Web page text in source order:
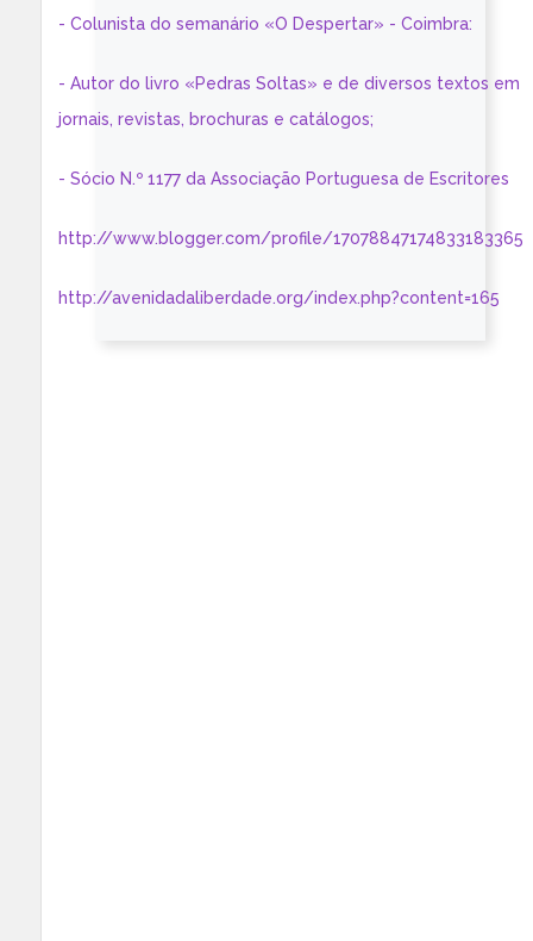
- Colunista do semanário «O Despertar» - Coimbra:
- Autor do livro «Pedras Soltas» e de diversos textos em
jornais, revistas, brochuras e catálogos;
- Sócio N.º 1177 da Associação Portuguesa de Escritores
http://www.blogger.com/profile/17078847174833183365
http://avenidadaliberdade.org/index.php?content=165